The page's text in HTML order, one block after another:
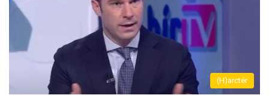
(H)arctér